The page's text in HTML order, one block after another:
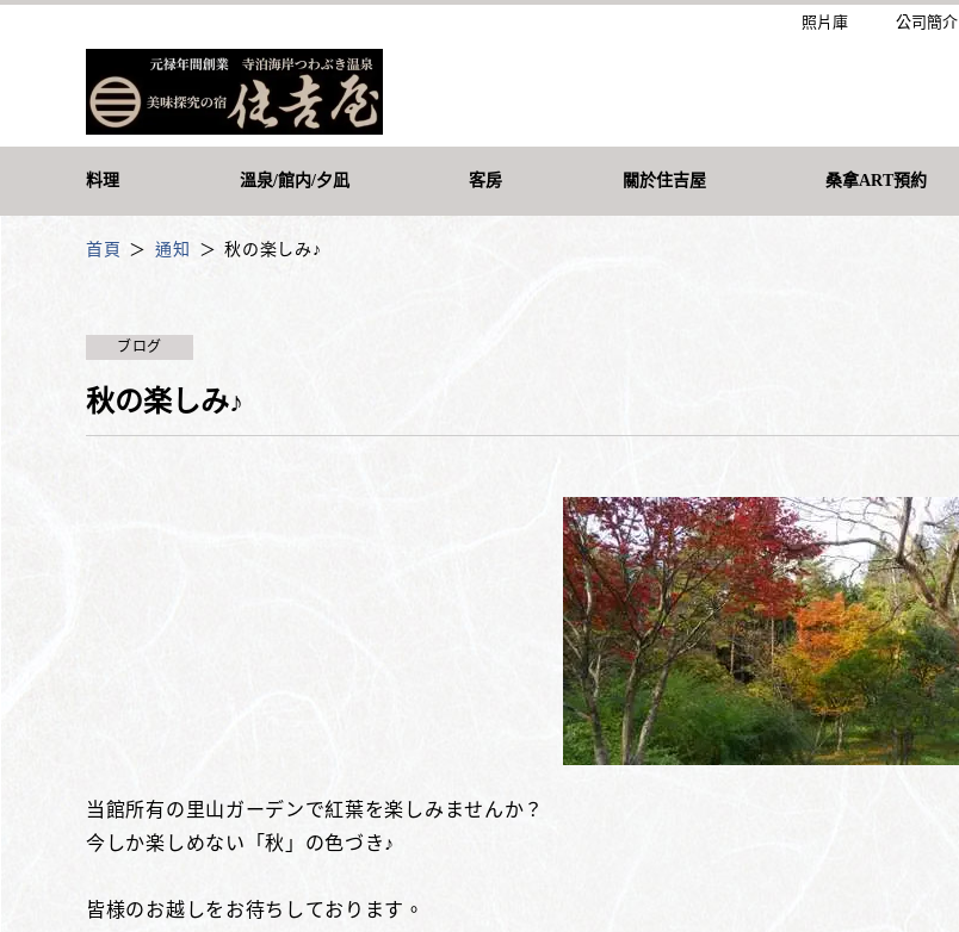
照片庫 公司簡介
料理 溫泉/館内/夕凪 客房 關於住吉屋 桑拿ART預約
首頁 通知 秋の楽しみ♪
ブログ
秋の楽しみ♪
当館所有の里山ガーデンで紅葉を楽しみませんか？
今しか楽しめない「秋」の色づき♪
皆様のお越しをお待ちしております。